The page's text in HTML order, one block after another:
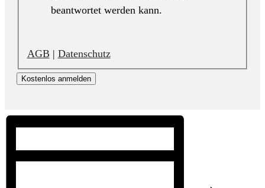
beantwortet werden kann.
AGB | Datenschutz
Kostenlos anmelden